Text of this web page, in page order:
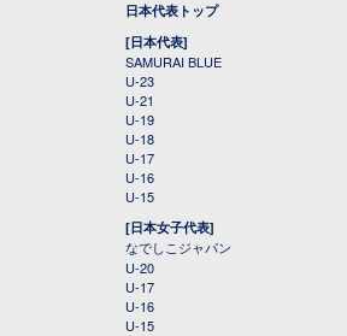
日本代表トップ
[日本代表]
SAMURAI BLUE
U-23
U-21
U-19
U-18
U-17
U-16
U-15
[日本女子代表]
なでしこジャパン
U-20
U-17
U-16
U-15